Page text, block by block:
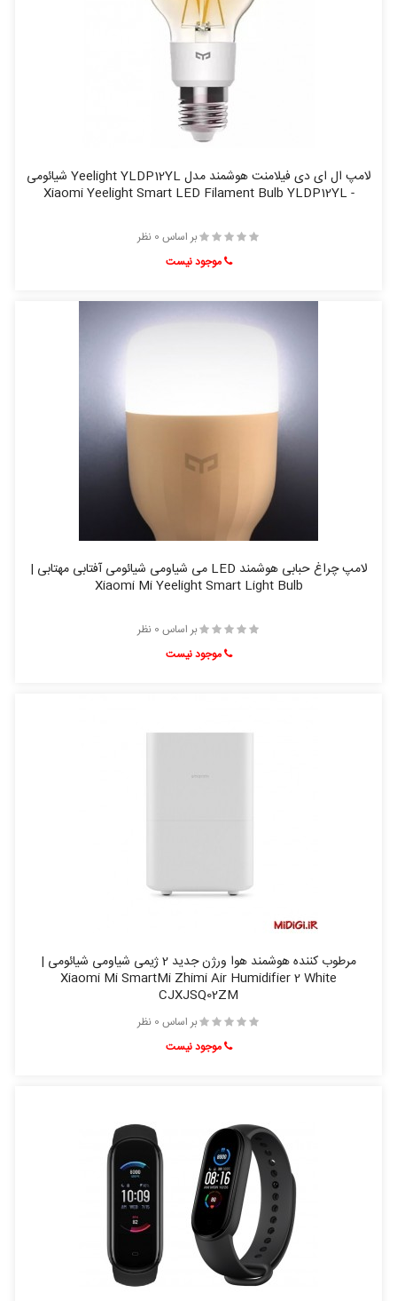
لامپ ال ای دی فیلامنت هوشمند مدل Yeelight YLDP12YL شیائومی
- Xiaomi Yeelight Smart LED Filament Bulb YLDP12YL
بر اساس 0 نظر
موجود نیست
لامپ چراغ حبابی هوشمند LED می شیاومی شیائومی آفتابی مهتابی |
Xiaomi Mi Yeelight Smart Light Bulb
بر اساس 0 نظر
موجود نیست
مرطوب‌ کننده هوشمند هوا ورژن جدید 2 ژیمی شیاومی شیائومی |
Xiaomi Mi SmartMi Zhimi Air Humidifier 2 White
CJXJSQ02ZM
بر اساس 0 نظر
موجود نیست